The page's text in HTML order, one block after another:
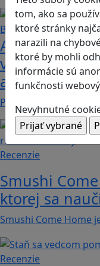
tom, ako sa
ktoré stránky
narazili na
ktoré by mohli
informácie sú
funkčnosti
Nevyhnutné
Ako biele
vírusom a
akcii je
Pod názvom Bunky v
Recenzie
Smushi
ktorej sa
Smushi Come Home
Recenzie